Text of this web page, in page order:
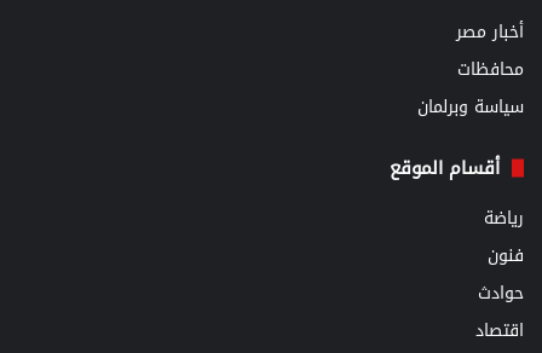
أخبار مصر
محافظات
سياسة وبرلمان
أقسام الموقع
رياضة
فنون
حوادث
اقتصاد